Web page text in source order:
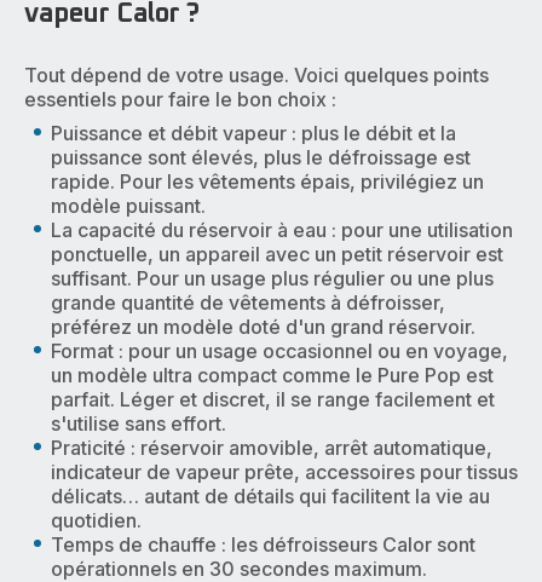
vapeur Calor ?
Tout dépend de votre usage. Voici quelques points
essentiels pour faire le bon choix :
Puissance et débit vapeur : plus le débit et la
puissance sont élevés, plus le défroissage est
rapide. Pour les vêtements épais, privilégiez un
modèle puissant.
La capacité du réservoir à eau : pour une utilisation
ponctuelle, un appareil avec un petit réservoir est
suffisant. Pour un usage plus régulier ou une plus
grande quantité de vêtements à défroisser,
préférez un modèle doté d'un grand réservoir.
Format : pour un usage occasionnel ou en voyage,
un modèle ultra compact comme le Pure Pop est
parfait. Léger et discret, il se range facilement et
s'utilise sans effort.
Praticité : réservoir amovible, arrêt automatique,
indicateur de vapeur prête, accessoires pour tissus
délicats… autant de détails qui facilitent la vie au
quotidien.
Temps de chauffe : les défroisseurs Calor sont
opérationnels en 30 secondes maximum.